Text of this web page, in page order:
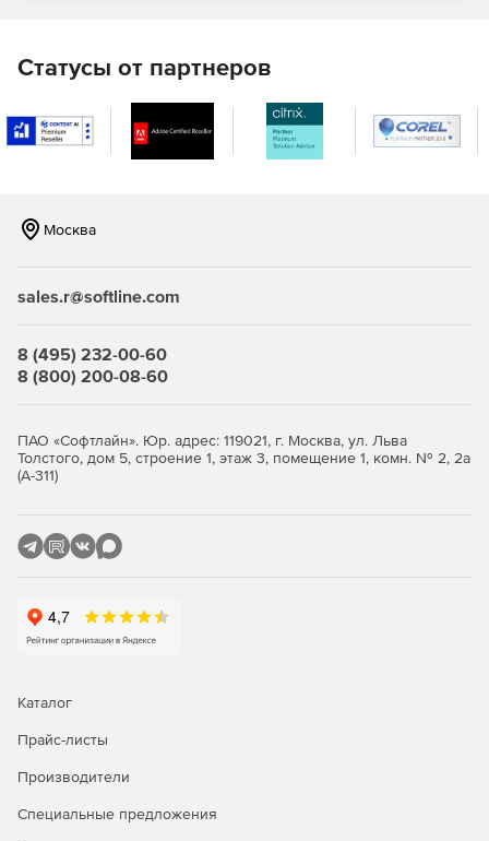
Полноценная поддержка инфраструктуры PKI.
различных наборов правил обработки открытого и
Поддержка различных топологий, в том числе: точка-
Возможность построения нескольких эшелонов
включая:
Статусы от партнеров
Москва
sales.r@softline.com
8 (495) 232-00-60
8 (800) 200-08-60
ПАО «Софтлайн». Юр. адрес: 119021, г. Москва, ул. Льва
Толстого, дом 5, строение 1, этаж 3, помещение 1, комн. № 2, 2а
(А-311)
Каталог
Прайс-листы
Производители
Специальные предложения